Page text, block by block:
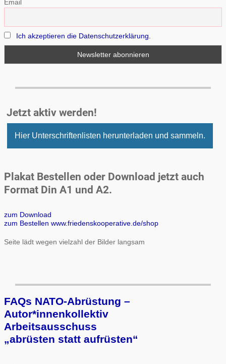
Email
Ich akzeptieren die Datenschutzerklärung.
Jetzt aktiv werden!
Hier Unterschriftenlisten herunterladen und sammeln.
Plakat Bestellen oder Download jetzt auch
Format Din A1 und A2.
zum Download
zum Bestellen www.friedenskooperative.de/shop
Seite lädt wegen vielzahl der Bilder langsam
FAQs NATO-Abrüstung –
Autor*innenkollektiv
Arbeits­aus­schuss
„ab­rüs­ten statt auf­rüs­ten“